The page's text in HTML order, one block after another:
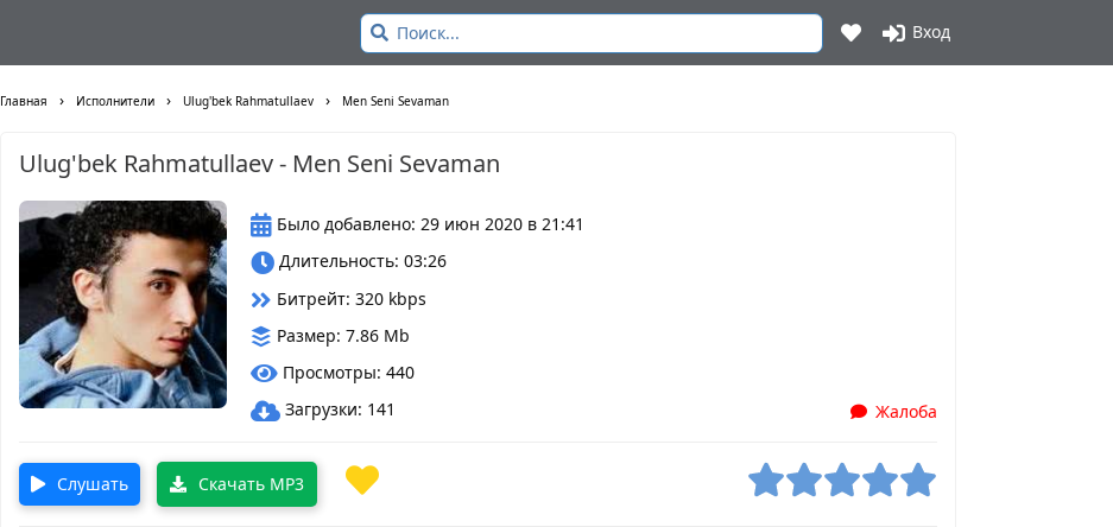
Вход
Главная › Исполнители › Ulug'bek Rahmatullaev › Men Seni Sevaman
Ulug'bek Rahmatullaev - Men Seni Sevaman
Было добавлено: 29 июн 2020 в 21:41
Длительность: 03:26
Битрейт: 320 kbps
Размер: 7.86 Mb
Просмотры: 440
Загрузки: 141
Жалоба
Слушать Скачать MP3